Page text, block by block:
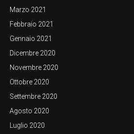
Marzo 2021
Febbraio 2021
Gennaio 2021
Dicembre 2020
Novembre 2020
Ottobre 2020
Settembre 2020
Agosto 2020
Luglio 2020